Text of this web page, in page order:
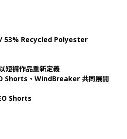
53% Recycled Polyester
短褲作品重新定義
Shorts、WindBreaker 共同展開
Shorts